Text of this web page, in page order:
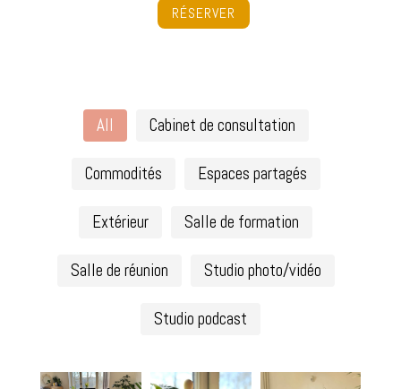
RÉSERVER
All Cabinet de consultation
Commodités Espaces partagés
Extérieur Salle de formation
Salle de réunion Studio photo/vidéo
Studio podcast